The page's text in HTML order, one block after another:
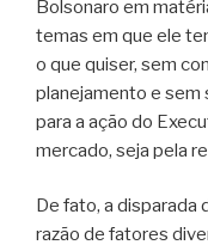
Bolsonaro em
temas em que ele
o que quiser, sem
planejamento e sem
para a ação do
mercado, seja pela
De fato, a disparada
razão de fatores